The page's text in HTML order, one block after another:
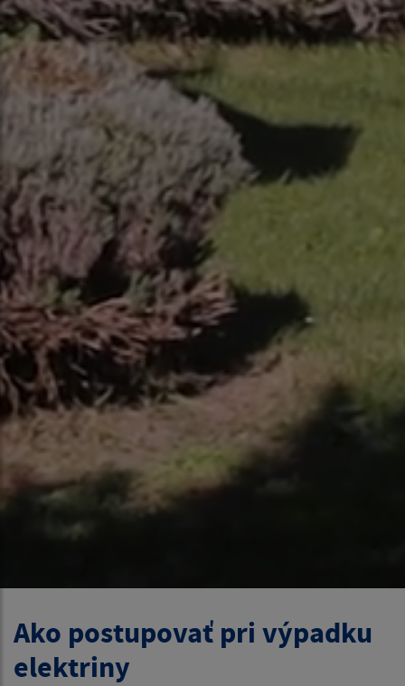
Ako postupovať pri výpadku
elektriny